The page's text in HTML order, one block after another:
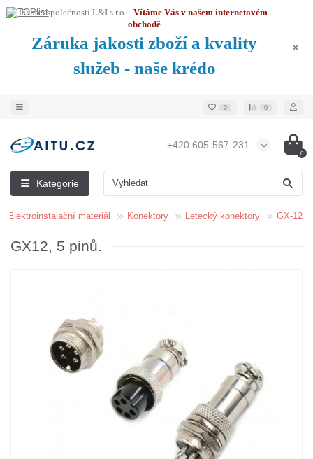
Eshop společností L&I s.r.o. - Vítáme Vás v našem internetovém
obchodě
Záruka jakosti zboží a kvality
služeb - naše krédo
0 0
+420 605-567-231
0
Kategorie
Elektroinstalační materiál Konektory Letecký konektory GX-12
GX12, 5 pinů.